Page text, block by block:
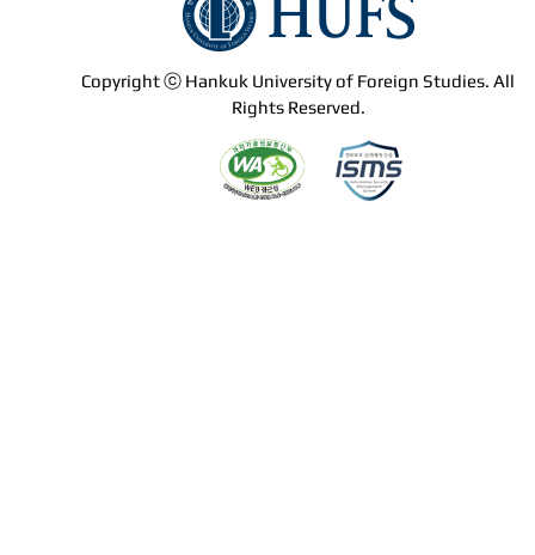
Copyright ⓒ Hankuk University of Foreign Studies. All
Rights Reserved.